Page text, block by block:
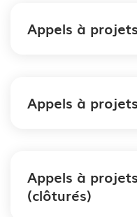
Appels à
Appels à
Appels à
(clôturés)